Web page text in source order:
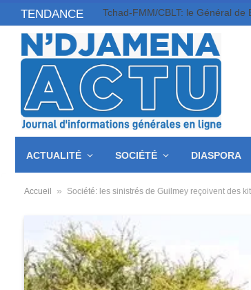
TENDANCE
ACTUALITÉ SOCIÉTÉ DIASPORA
Accueil » Société: les sinistrés de Guilmey reçoivent des